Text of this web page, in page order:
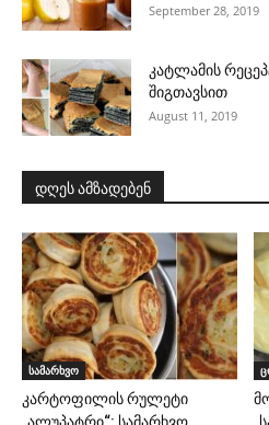
September 28, 2019
კატლამის
შიგთავსით
August 11, 2019
დღეს ამზადებენ
სამარხვო
კარტოფილის რულეტი